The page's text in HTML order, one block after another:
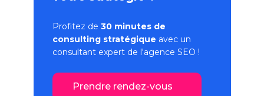
Profitez de 30 minutes de
consulting stratégique avec un
consultant expert de l'agence SEO !
Prendre rendez-vous